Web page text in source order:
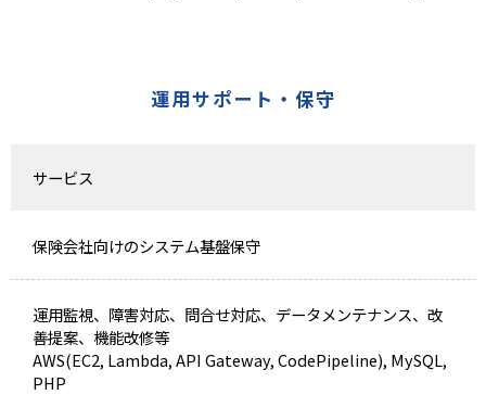
運用サポート・保守
サービス
保険会社向けのシステム基盤保守
運用監視、障害対応、問合せ対応、データメンテナンス、改
善提案、機能改修等
AWS(EC2, Lambda, API Gateway, CodePipeline), MySQL,
PHP